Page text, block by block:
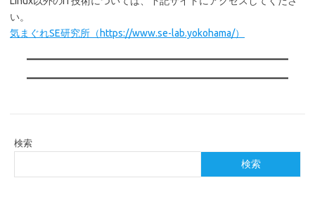
い。
気まぐれSE研究所（https://www.se-lab.yokohama/）
検索
検索